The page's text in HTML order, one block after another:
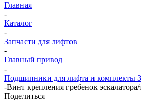
Главная
-
Каталог
-
Запчасти для лифтов
-
Главный привод
-
Подшипники для лифта и комплекты
-Винт крепления гребенок
Поделиться